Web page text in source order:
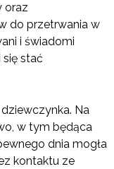
oraz
do przetrwania w
i świadomi
stać
Na
w tym będąca
dnia mogła
kontaktu ze